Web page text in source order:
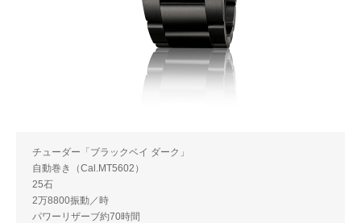
チューダー「ブラックベイ ダーク」
自動巻き（Cal.MT5602）
25石
2万8800振動／時
パワーリザーブ約70時間